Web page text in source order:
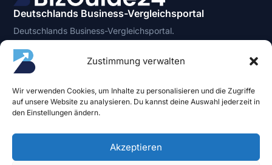
Zustimmung verwalten
Wir verwenden Cookies, um Inhalte zu personalisieren und die Zugriffe
auf unsere Website zu analysieren. Du kannst deine Auswahl jederzeit in
den Einstellungen ändern.
Akzeptieren
Deutschlands Business-Vergleichsportal
Deutschlands Business-Vergleichsportal.
Ein Angebot der SmallBiz Guide GmbH.
BizGuide24
Kartenterminals
Kassensysteme
Impressum
Datenschutz